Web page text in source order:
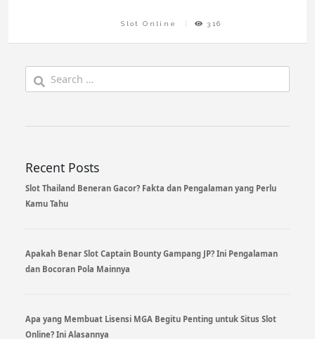
Slot Online 316
Search
for:
Recent Posts
Slot Thailand Beneran Gacor? Fakta dan Pengalaman yang Perlu
Kamu Tahu
Apakah Benar Slot Captain Bounty Gampang JP? Ini Pengalaman
dan Bocoran Pola Mainnya
Apa yang Membuat Lisensi MGA Begitu Penting untuk Situs Slot
Online? Ini Alasannya